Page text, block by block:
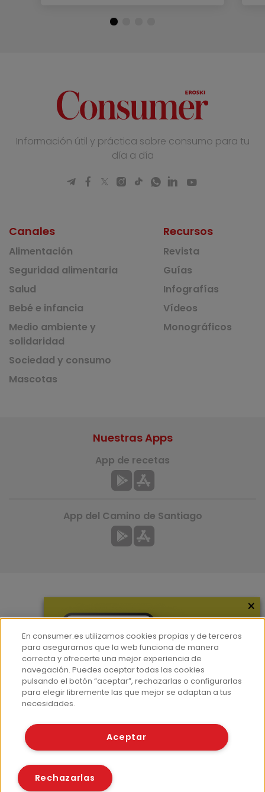
Información útil y práctica sobre consumo para tu
día a día
Canales
Alimentación
Seguridad alimentaria
Salud
Bebé e infancia
Medio ambiente y
solidaridad
Sociedad y consumo
Mascotas
Recursos
Revista
Guías
Infografías
Vídeos
Monográficos
Hemeroteca
Contacto
Prensa
Corpus Lingüístico Consumer
Nuestras Apps
App de recetas
App del Camino de Santiago
© Fundación EROSKI
Políticas de cookies
×
En consumer.es utilizamos cookies propias y de terceros
para asegurarnos que la web funciona de manera
correcta y ofrecerte una mejor experiencia de
navegación. Puedes aceptar todas las cookies
pulsando el botón “aceptar”, rechazarlas o configurarlas
para elegir libremente las que mejor se adaptan a tus
necesidades.
Aceptar
Rechazarlas